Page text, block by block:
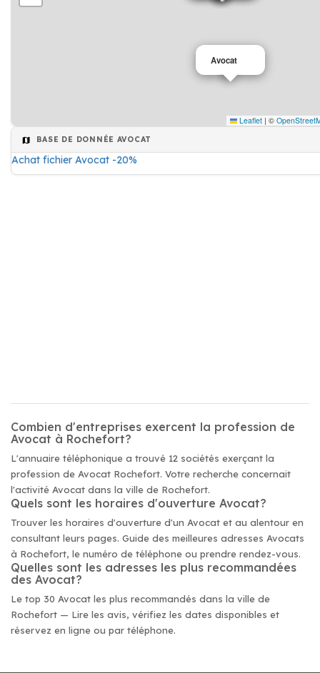
Avocat
Leaflet | ©
BASE DE DONNÉE AVOCAT
Achat fichier Avocat -20%
Combien d'entreprises exercent la profession de
Avocat à Rochefort?
L'annuaire téléphonique a trouvé 12 sociétés exerçant la
profession de Avocat Rochefort. Votre recherche concernait
l'activité Avocat dans la ville de Rochefort.
Quels sont les horaires d'ouverture Avocat?
Trouver les horaires d'ouverture d'un Avocat et au alentour en
consultant leurs pages. Guide des meilleures adresses Avocats
à Rochefort, le numéro de téléphone ou prendre rendez-vous.
Quelles sont les adresses les plus recommandées
des Avocat?
Le top 30 Avocat les plus recommandés dans la ville de
Rochefort — Lire les avis, vérifiez les dates disponibles et
réservez en ligne ou par téléphone.